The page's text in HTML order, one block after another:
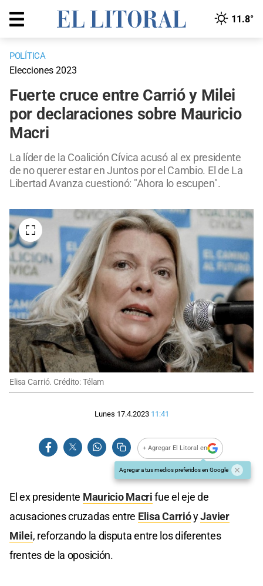
11.8°
POLÍTICA
Elecciones 2023
Fuerte cruce entre Carrió y Milei
por declaraciones sobre Mauricio
Macri
La líder de la Coalición Cívica acusó al ex presidente
de no querer estar en Juntos por el Cambio. El de La
Libertad Avanza cuestionó: "Ahora lo escupen".
Elisa Carrió. Crédito: Télam
Lunes 17.4.2023 11:41
+ Agregar El Litoral en
Agregar a tus medios preferidos en Google
El ex presidente Mauricio Macrifue el eje de
acusaciones cruzadas entre Elisa CarrióyJavier
Milei, reforzando la disputa entre los diferentes
frentes de la oposición.